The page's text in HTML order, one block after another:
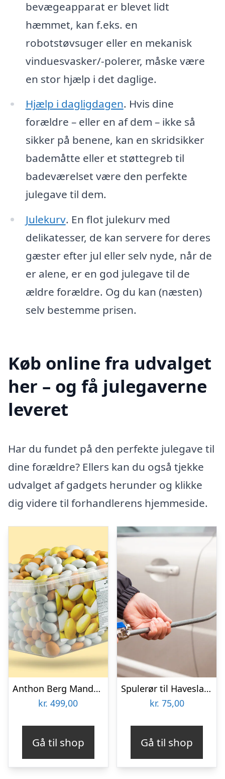
bevægeapparat er blevet lidt
hæmmet, kan f.eks. en
robotstøvsuger eller en mekanisk
vinduesvasker/-polerer, måske være
en stor hjælp i det daglige.
Hjælp i dagligdagen. Hvis dine
forældre – eller en af dem – ikke så
sikker på benene, kan en skridsikker
bademåtte eller et støttegreb til
badeværelset være den perfekte
julegave til dem.
Julekurv. En flot julekurv med
delikatesser, de kan servere for deres
gæster efter jul eller selv nyde, når de
er alene, er en god julegave til de
ældre forældre. Og du kan (næsten)
selv bestemme prisen.
Køb online fra udvalget
her – og få julegaverne
leveret
Har du fundet på den perfekte julegave til
dine forældre? Ellers kan du også tjekke
udvalget af gadgets herunder og klikke
dig videre til forhandlerens hjemmeside.
Anthon Berg Mandelæg Bland-selv-slik 2 kg
kr. 499,00
Gå til shop
Spulerør til Haveslangen – Utenu
kr. 75,00
Gå til shop